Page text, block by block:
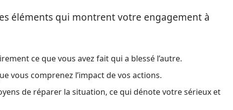
éléments qui montrent votre engagement à
ce que vous avez fait qui a blessé l’autre.
vous comprenez l’impact de vos actions.
de réparer la situation, ce qui dénote votre sérieux et